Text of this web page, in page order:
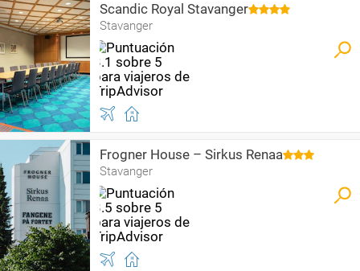
Scandic Royal Stavanger
Stavanger
Frogner House – Sirkus Renaa
Stavanger